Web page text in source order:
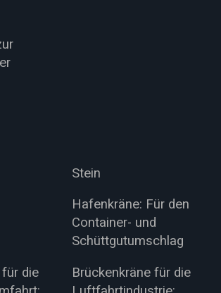
Stein
Hafenkräne: Für den
Container- und
Schüttgutumschlag
die
Brückenkräne für die